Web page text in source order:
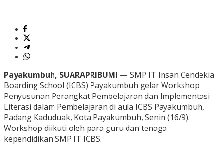
Payakumbuh, SUARAPRIBUMI — SMP IT Insan Cendekia
Boarding School (ICBS) Payakumbuh gelar Workshop
Penyusunan Perangkat Pembelajaran dan Implementasi
Literasi dalam Pembelajaran di aula ICBS Payakumbuh,
Padang Kaduduak, Kota Payakumbuh, Senin (16/9).
Workshop diikuti oleh para guru dan tenaga
kependidikan SMP IT ICBS.